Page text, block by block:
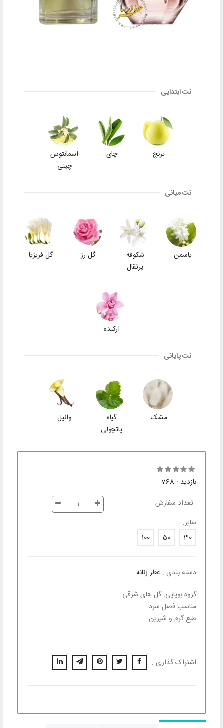
نت ابتدایی
ترنج چای
اسمانتوس
چینی
نت میانی
یاسمن
شکوفه
پرتقال
گل رز گل فریزیا
ارکیده
نت پایانی
مشک
گیاه
پاتچولی
وانیل
بازدید : 768
تعداد سفارش
سایز:
30
50
100
دسته بندی : عطر زنانه
گروه بویایی: گل های شرقی
مناسب فصل سرد
طبع گرم و شیرین
اشتراک گذاری :